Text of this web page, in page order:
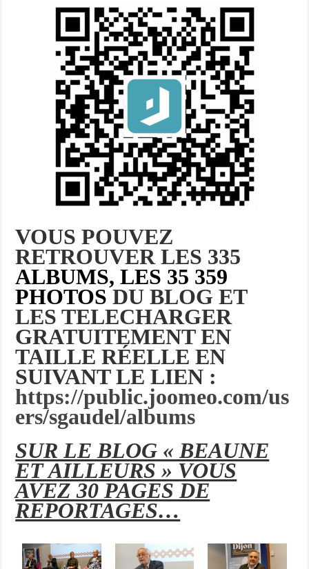
VOUS POUVEZ
RETROUVER LES 335
ALBUMS, LES 35 359
PHOTOS DU BLOG ET
LES TELECHARGER
GRATUITEMENT EN
TAILLE RÉELLE EN
SUIVANT LE LIEN :
https://public.joomeo.com/us
ers/sgaudel/albums
SUR LE BLOG « BEAUNE
ET AILLEURS » VOUS
AVEZ 30 PAGES DE
REPORTAGES…